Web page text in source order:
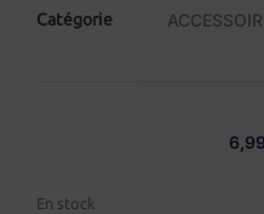
Catégorie
6,99
En stock